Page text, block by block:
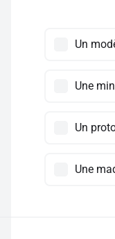
Un
Une
Un
Une